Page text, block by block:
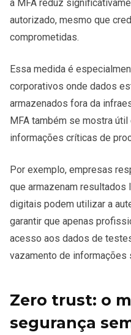
a MFA reduz
autorizado, mesmo que
comprometidas.
Essa medida é
corporativos onde dados
armazenados fora da
MFA também se mostra
informações críticas de
Por exemplo, empresas
que armazenam
digitais podem utilizar a
garantir que apenas
acesso aos dados de
vazamento de informações
Zero trust: o
segurança